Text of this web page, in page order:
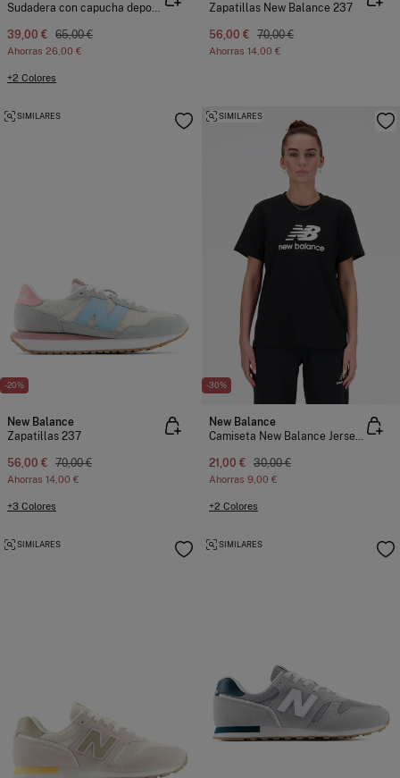
Sudadera con capucha deportiva
39,00 € 65,00 €
Ahorras 26,00 €
+2 Colores
Zapatillas New Balance 237
56,00 € 70,00 €
Ahorras 14,00 €
-20%
SIMILARES
New Balance
Zapatillas 237
56,00 € 70,00 €
Ahorras 14,00 €
+3 Colores
-30%
SIMILARES
New Balance
Camiseta New Balance Jersey Stacked Logo
21,00 € 30,00 €
Ahorras 9,00 €
+2 Colores
SIMILARES SIMILARES